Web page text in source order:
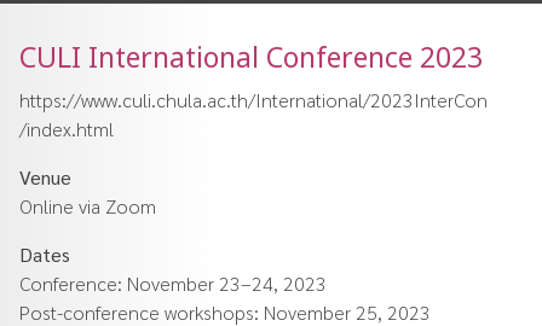
CULI International Conference 2023
https://www.culi.chula.ac.th/International/2023InterCon
/index.html
Venue
Online via Zoom
Dates
Conference: November 23–24, 2023
Post-conference workshops: November 25, 2023